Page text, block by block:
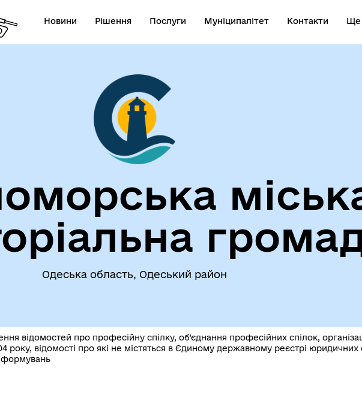
Новини Рішення Послуги Муніципалітет Контакти Ще
Герої не вмирають!
Одеська область, Одеський район
відомостей про професійну спілку, об’єднання професійних спілок,
року, відомості про які не містяться в Єдиному державному реєстрі юридичних
формувань